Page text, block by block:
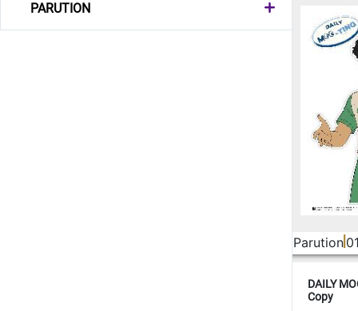
PARUTION
Parution
DAILY
Copy